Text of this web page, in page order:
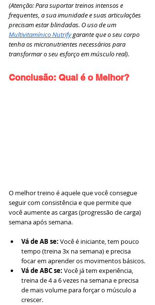
(Atenção: Para suportar treinos intensos e
frequentes, a sua imunidade e suas articulações
precisam estar blindadas. O uso de um
Multivitamínico Nutrify garante que o seu corpo
tenha os micronutrientes necessários para
transformar o seu esforço em músculo real).
Conclusão: Qual é o Melhor?
O melhor treino é aquele que você consegue
seguir com consistência e que permite que
você aumente as cargas (progressão de carga)
semana após semana.
Vá de AB se: Você é iniciante, tem pouco
tempo (treina 3x na semana) e precisa
focar em aprender os movimentos básicos.
Vá de ABC se: Você já tem experiência,
treina de 4 a 6 vezes na semana e precisa
de mais volume para forçar o músculo a
crescer.